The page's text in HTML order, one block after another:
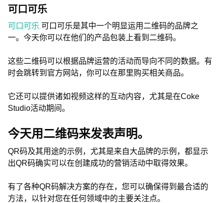
可口可乐
可口可乐 可口可乐是其中一个明显运用二维码的品牌之
一。今天你可以在他们的产品包装上看到二维码。
这些二维码可以根据品牌运营的活动而导向不同的数据。有
时会跳转到官方网站，你可以在那里购买相关商品。
它还可以提供诸如视频这样的互动内容，尤其是在Coke
Studio活动期间。
今天用二维码来发表声明。
QR码及其用途的示例，尤其是来自大品牌的示例，都显示
出QR码确实可以在创建成功的营销活动中取得效果。
有了各种QR码解决方案的存在，您可以确保得到最合适的
方法，以针对您在任何领域中的主要关注点。